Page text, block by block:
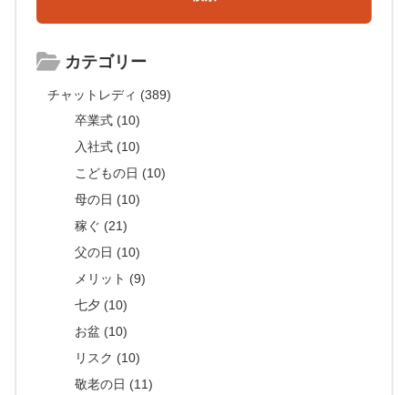
カテゴリー
チャットレディ (389)
卒業式 (10)
入社式 (10)
こどもの日 (10)
母の日 (10)
稼ぐ (21)
父の日 (10)
メリット (9)
七夕 (10)
お盆 (10)
リスク (10)
敬老の日 (11)